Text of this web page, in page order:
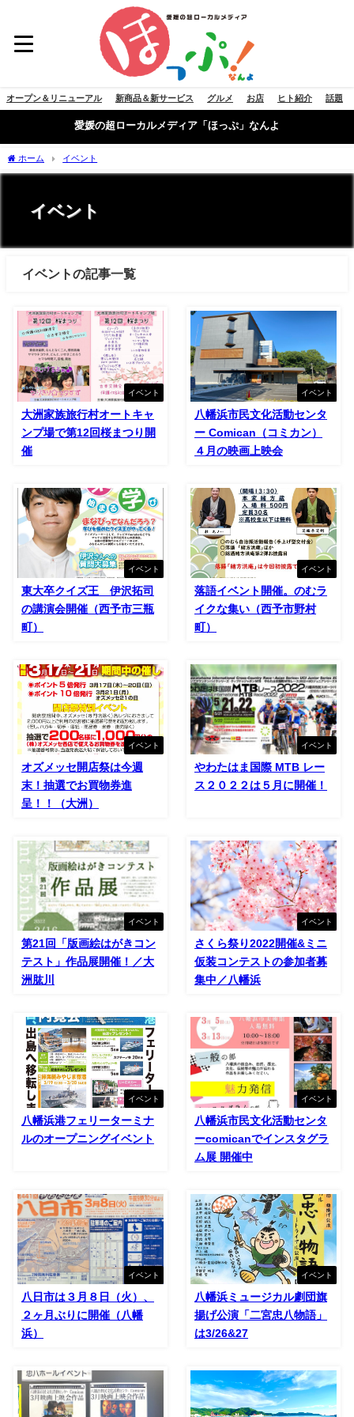
オープン＆リニューアル 新商品＆新サービス グルメ お店 ヒト紹介 話題
愛媛の超ローカルメディア「ほっぷ」なんよ
ホーム イベント
イベント
イベントの記事一覧
イベント
大洲家族旅行村オートキャ
ンプ場で第12回桜まつり開
催
イベント
八幡浜市民文化活動センタ
ー Comican（コミカン）
４月の映画上映会
イベント
東大卒クイズ王 伊沢拓司
の講演会開催（西予市三瓶
町）
イベント
落語イベント開催。のむラ
イクな集い（西予市野村
町）
イベント
オズメッセ開店祭は今週
末！抽選でお買物券進
呈！！（大洲）
イベント
やわたはま国際 MTB レー
ス２０２２は５月に開催！
イベント
第21回「版画絵はがきコン
テスト」作品展開催！／大
洲肱川
イベント
さくら祭り2022開催&ミニ
仮装コンテストの参加者募
集中／八幡浜
イベント
八幡浜港フェリーターミナ
ルのオープニングイベント
イベント
八幡浜市民文化活動センタ
ーcomicanでインスタグラ
ム展 開催中
イベント
八日市は３月８日（火）、
２ヶ月ぶりに開催（八幡
浜）
イベント
八幡浜ミュージカル劇団旗
揚げ公演「二宮忠八物語」
は3/26&27